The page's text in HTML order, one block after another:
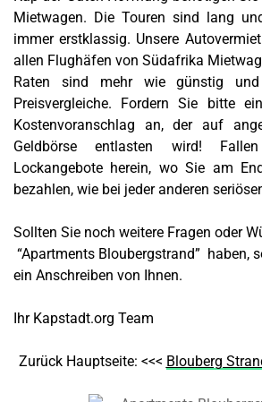
Mietwagen. Die Touren sind lang
immer erstklassig. Unsere
allen Flughäfen von Südafrika
Raten sind mehr wie günstig und
Preisvergleiche. Fordern Sie bitte
Kostenvoranschlag an, der auf
Geldbörse entlasten wird!
Lockangebote herein, wo Sie am
bezahlen, wie bei jeder anderen
Sollten Sie noch weitere Fragen oder
“Apartments Bloubergstrand” haben,
ein Anschreiben von Ihnen.
Ihr Kapstadt.org Team
Zurück Hauptseite: <<< Blouberg